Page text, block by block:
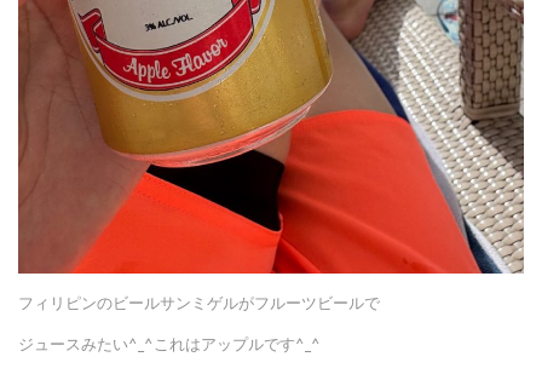
フィリピンのビールサンミゲルがフルーツビールで
ジュースみたい^_^これはアップルです^_^